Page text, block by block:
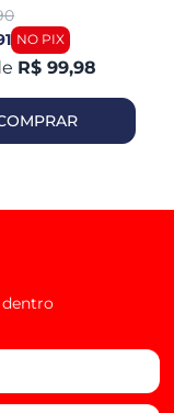
R$ 99,98
dentro